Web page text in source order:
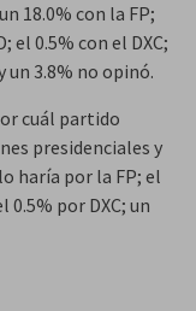
18.0% con la FP;
el 0.5% con el DXC;
un 3.8% no opinó.
cuál partido
presidenciales y
haría por la FP; el
0.5% por DXC; un